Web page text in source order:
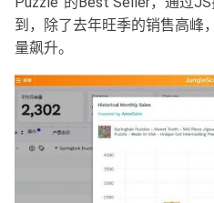
到，除了去年旺季的销售高峰
量飙升。